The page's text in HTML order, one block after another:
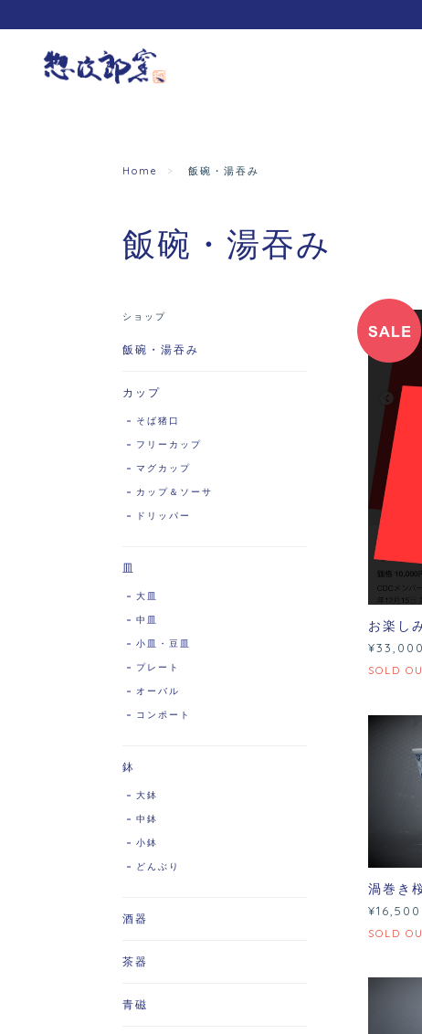
Home 飯碗・湯吞み
飯碗・湯吞み
お楽し
¥33,000
SOLD
渦巻き
¥16,500
SOLD
ショップ
飯碗・湯吞み
カップ
そば猪口
フリーカップ
マグカップ
カップ＆ソーサ
ドリッパー
皿
大皿
中皿
小皿・豆皿
プレート
オーバル
コンポート
鉢
大鉢
中鉢
小鉢
どんぶり
酒器
茶器
青磁